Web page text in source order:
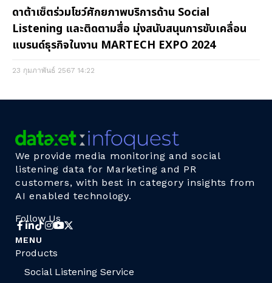
ดาต้าเซ็ตร่วมโชว์ศักยภาพบริการด้าน Social
Listening และติดตามสื่อ มุ่งสนับสนุนการขับเคลื่อน
แบรนด์ธุรกิจในงาน MARTECH EXPO 2024
23 กุมภาพันธ์ 2567 14:22
We provide media monitoring and social
listening data for Marketing and PR
customers, with best in category insights from
AI enabled technology.
Follow Us
MENU
Products
Social Listening Service